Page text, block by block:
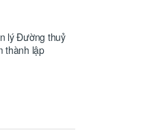
lý Đường thuỷ
thành lập